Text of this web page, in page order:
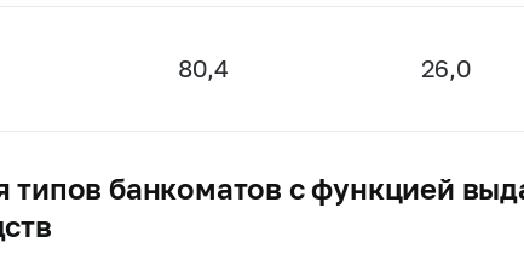
80,4 26,0
типов банкоматов с функцией